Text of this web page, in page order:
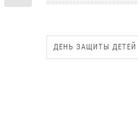
ДЕНЬ ЗАЩИТЫ ДЕТЕЙ